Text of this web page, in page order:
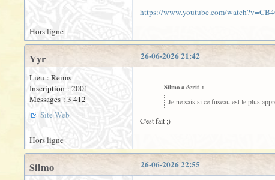
https://www.youtube.com/
Hors ligne
26-06-2026 21:42
Yyr
Lieu : Reims
Inscription : 2001
Messages : 3 412
Site Web
Silmo a écrit :
Je ne sais si ce fuseau est le plus
C'est fait ;)
Hors ligne
26-06-2026 22:55
Silmo